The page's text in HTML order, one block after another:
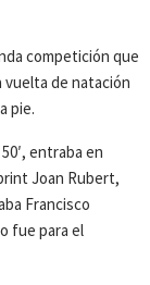
competición que
de natación
pie.
entraba en
Joan Rubert,
Francisco
fue para el